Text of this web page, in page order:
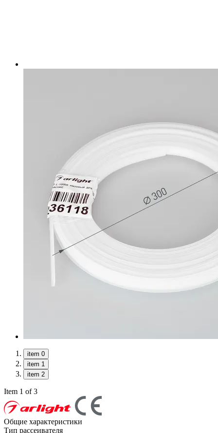
item 0
item 1
item 2
Item 1 of 3
Общие характеристики
Тип рассеивателя